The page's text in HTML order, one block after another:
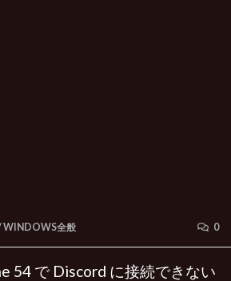
WINDOWS全般 0
54 で Discord に接続できない